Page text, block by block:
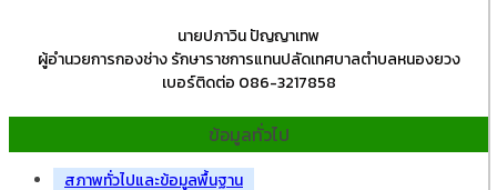
นายปภาวิน ปัญญาเทพ
ผู้อำนวยการกองช่าง รักษาราชการแทนปลัดเทศบาลตำบลหนองยวง
เบอร์ติดต่อ 086-3217858
ข้อมูลทั่วไป
สภาพทั่วไปและข้อมูลพื้นฐาน